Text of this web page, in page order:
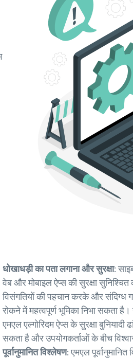
धोखाधड़ी का पता लगाना और सुरक्षा:
वेब और मोबाइल ऐप्स की सुरक्षा
विसंगतियों की पहचान करके और संदिग्ध
रोकने में महत्वपूर्ण भूमिका निभा सकता
एमएल एल्गोरिदम ऐप्स के सुरक्षा
सकता है और उपयोगकर्ताओं के बीच
पूर्वानुमानित विश्लेषण:एमएल